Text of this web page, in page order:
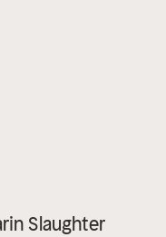
Slaughter